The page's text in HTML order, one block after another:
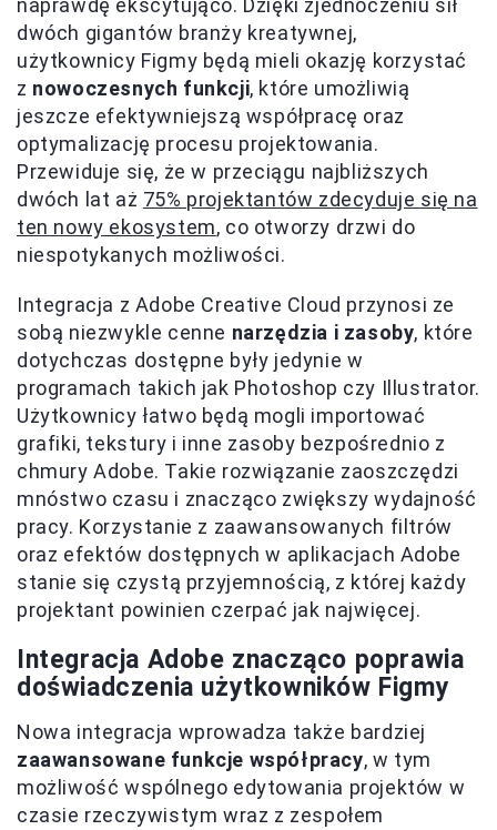
naprawdę ekscytująco. Dzięki zjednoczeniu sił
dwóch gigantów branży kreatywnej,
użytkownicy Figmy będą mieli okazję korzystać
z nowoczesnych funkcji, które umożliwią
jeszcze efektywniejszą współpracę oraz
optymalizację procesu projektowania.
Przewiduje się, że w przeciągu najbliższych
dwóch lat aż 75% projektantów zdecyduje się na
ten nowy ekosystem, co otworzy drzwi do
niespotykanych możliwości.
Integracja z Adobe Creative Cloud przynosi ze
sobą niezwykle cenne narzędzia i zasoby, które
dotychczas dostępne były jedynie w
programach takich jak Photoshop czy Illustrator.
Użytkownicy łatwo będą mogli importować
grafiki, tekstury i inne zasoby bezpośrednio z
chmury Adobe. Takie rozwiązanie zaoszczędzi
mnóstwo czasu i znacząco zwiększy wydajność
pracy. Korzystanie z zaawansowanych filtrów
oraz efektów dostępnych w aplikacjach Adobe
stanie się czystą przyjemnością, z której każdy
projektant powinien czerpać jak najwięcej.
Integracja Adobe znacząco poprawia
doświadczenia użytkowników Figmy
Nowa integracja wprowadza także bardziej
zaawansowane funkcje współpracy, w tym
możliwość wspólnego edytowania projektów w
czasie rzeczywistym wraz z zespołem